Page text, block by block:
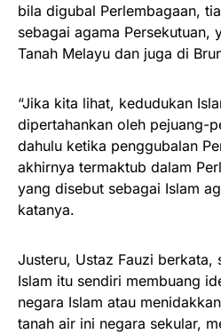
bila digubal Perlembagaan,
sebagai agama Persekutuan,
Tanah Melayu dan juga di
“Jika kita lihat, kedudukan
dipertahankan oleh pejuang-
dahulu ketika penggubalan
akhirnya termaktub dalam
yang disebut sebagai Islam
katanya.
Justeru, Ustaz Fauzi berkata,
Islam itu sendiri membuang
negara Islam atau
tanah air ini negara sekular,